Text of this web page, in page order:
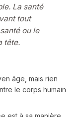
La santé
tout
ou le
tête.
âge, mais rien
le corps humain